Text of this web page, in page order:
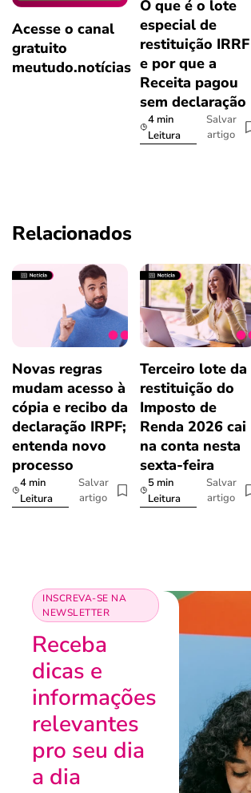
Acesse o canal
gratuito
meutudo.notícias
O que é o lote
especial de
restituição IRRF
e por que a
Receita pagou
sem declaração
4 min
Leitura
Salvar
artigo
Relacionados
Novas regras
mudam acesso à
cópia e recibo da
declaração IRPF;
entenda novo
processo
4 min
Leitura
Salvar
artigo
Terceiro lote da
restituição do
Imposto de
Renda 2026 cai
na conta nesta
sexta-feira
5 min
Leitura
Salvar
artigo
INSCREVA-SE NA
NEWSLETTER
Receba
dicas e
informações
relevantes
pro seu dia
a dia